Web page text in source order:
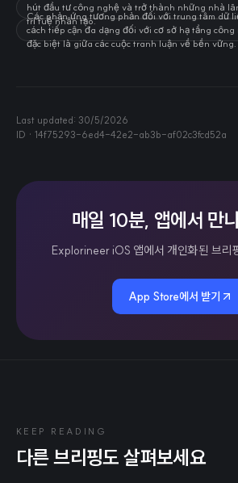
hút đầu tư công nghệ và trở thành những nhà
trí tuệ nhân tạo.
Các phản ứng tương phản đối với trung tâm dữ
cách tiếp cận đa dạng đối với cơ sở hạ tầng công
đặc biệt là giữa các cuộc tranh luận về bền vững.
Last updated: 30/5/2026
ID · 14f75293-6ed4-42e2-ab3b-af02c3fcd52a
매일 10분, 앱에서 만
Explorineer iOS 앱에서 개인화된 브리
App Store에서 받기
KEEP READING
다른 브리핑도 살펴보세요